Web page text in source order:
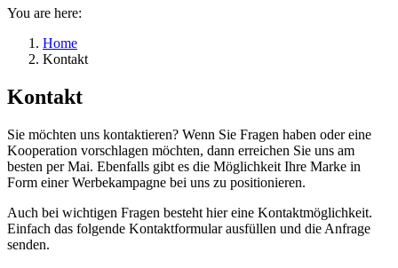
You are here:
Home
Kontakt
Kontakt
Sie möchten uns kontaktieren? Wenn Sie Fragen haben oder eine
Kooperation vorschlagen möchten, dann erreichen Sie uns am
besten per Mai. Ebenfalls gibt es die Möglichkeit Ihre Marke in
Form einer Werbekampagne bei uns zu positionieren.
Auch bei wichtigen Fragen besteht hier eine Kontaktmöglichkeit.
Einfach das folgende Kontaktformular ausfüllen und die Anfrage
senden.